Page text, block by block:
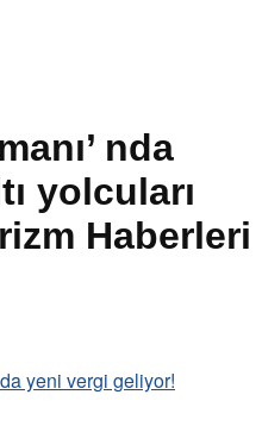
nda
yolcuları
Haberleri